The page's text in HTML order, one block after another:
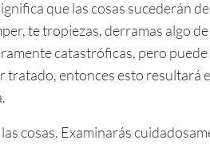
que las cosas sucederán
te tropiezas, derramas algo
catastróficas, pero
tratado, entonces esto resultará
cosas. Examinarás